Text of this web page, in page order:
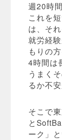
週20時
これを
は、そ
就労経
もりの
4時間は
うまく
るか不
そこで
と
ーク」